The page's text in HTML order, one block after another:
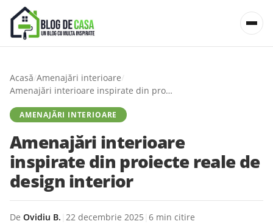
Acasă/Amenajări interioare/
Amenajări interioare inspirate din proiecte reale de design interior
AMENAJĂRI INTERIOARE
Amenajări interioare
inspirate din proiecte reale de
design interior
De Ovidiu B. 22 decembrie 2025 6 min citire